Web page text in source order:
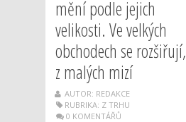
mění podle jejich
velikosti. Ve velkých
obchodech se rozšiřují,
z malých mizí
AUTOR: REDAKCE
RUBRIKA: Z TRHU
0 KOMENTÁŘŮ